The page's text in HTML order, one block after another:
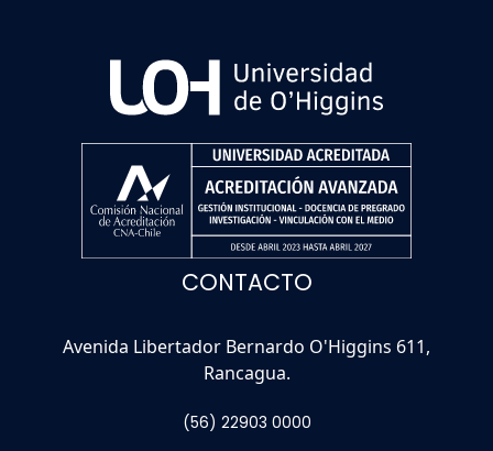
CONTACTO
Avenida Libertador Bernardo O'Higgins 611,
Rancagua.
(56) 22903 0000